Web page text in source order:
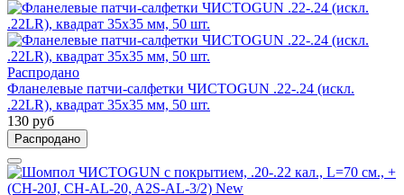
Распродано
Фланелевые патчи-салфетки ЧИСТОGUN .22-.24 (искл.
.22LR), квадрат 35х35 мм, 50 шт.
130 руб
Распродано